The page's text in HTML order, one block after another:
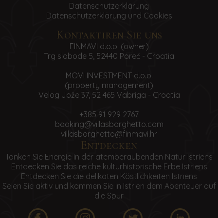
Reiseunterlagen, Buchungsbestätigung der
Gesamtzahlung mit Details zum Check-
in/Check-out, werden den Gästen per E-Mail
zugesandt und dienen als
Übernachtungsgutschein.
UNTERKUNFT
Der Check-in in den Villas Borghetto ist am
Anreisetag von 16.00 bis 20.00 Uhr möglich. Eine
Anreise nach 20.00 Uhr ist unbedingt vorher
anzumelden. Am Tag der Leistungserbringung
muss der Gast die Unterkunft bis spätestens
10.00 Uhr verlassen.
Haustiere sind nur auf Anfrage und nach
Datenschutzerklärung
Datenschutzerklärung und Cookies
Kontaktiren Sie uns
FINMAVI d.o.o. (owner)
Trg slobode 5, 52440 Poreč - Croatia
MOVI INVESTMENT d.o.o.
(property management)
Velog Jože 37, 52 465 Vabriga - Croatia
+385 91 929 2767
booking@villasborghetto.com
villasborghetto@finmavi.hr
Entdecken
Tanken Sie Energie in der atemberaubenden Natur Istriens
Entdecken Sie das reiche kulturhistorische Erbe Istriens
Entdecken Sie die delikaten Köstlichkeiten Istriens
Seien Sie aktiv und kommen Sie in Istrien dem Abenteuer auf
die Spur